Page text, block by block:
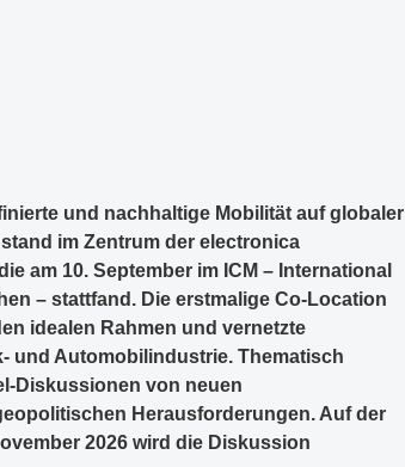
und nachhaltige Mobilität auf globaler
im Zentrum der electronica
am 10. September im ICM – International
– stattfand. Die erstmalige Co-Location
idealen Rahmen und vernetzte
und Automobilindustrie. Thematisch
Diskussionen von neuen
Herausforderungen. Auf der
2026 wird die Diskussion